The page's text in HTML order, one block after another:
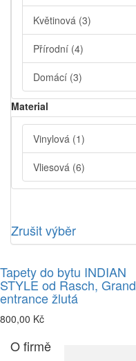
Květinová (3)
Přírodní (4)
Domácí (3)
Material
Vinylová (1)
Vliesová (6)
Zrušit výběr
Tapety do bytu INDIAN
STYLE od Rasch, Grand
entrance žlutá
800,00 Kč
O firmě